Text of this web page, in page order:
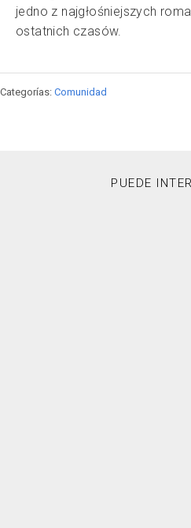
jedno z najgłośniejszych
ostatnich czasów.
Categorías: Comunidad
PUEDE